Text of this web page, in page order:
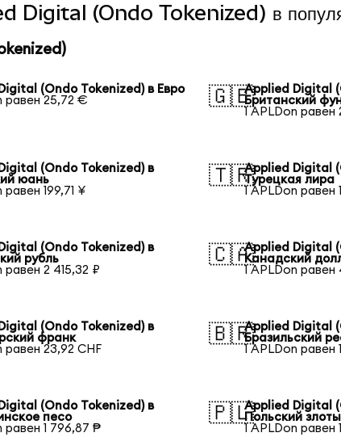
Digital (Ondo Tokenized) в
(Ondo Tokenized) в Евро
равен 25,72 €
🇬🇧Applied Digital
Британский
1 APLDon равен
(Ondo Tokenized) в
юань
равен 199,71 ¥
🇹🇷Applied Digital
Турецкая лира
1 APLDon равен
(Ondo Tokenized) в
рубль
равен 2 415,32 ₽
🇨🇦Applied Digital
Канадский
1 APLDon равен
(Ondo Tokenized) в
франк
равен 23,92 CHF
🇧🇷Applied Digital
Бразильский
1 APLDon равен
(Ondo Tokenized) в
песо
равен 1 796,87 ₱
🇵🇱Applied Digital
Польский
1 APLDon равен